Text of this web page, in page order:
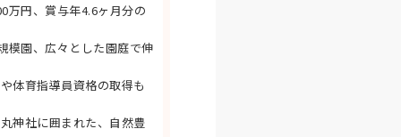
万円、賞与年4.6ヶ月分の
模園、広々とした園庭で伸
体育指導員資格の取得も
神社に囲まれた、自然豊